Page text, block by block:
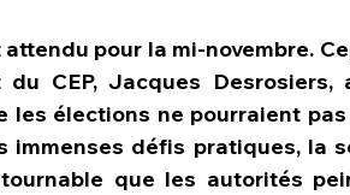
pour la mi-novembre.
CEP, Jacques Desrosiers,
élections ne pourraient
immenses défis pratiques, la
que les autorités